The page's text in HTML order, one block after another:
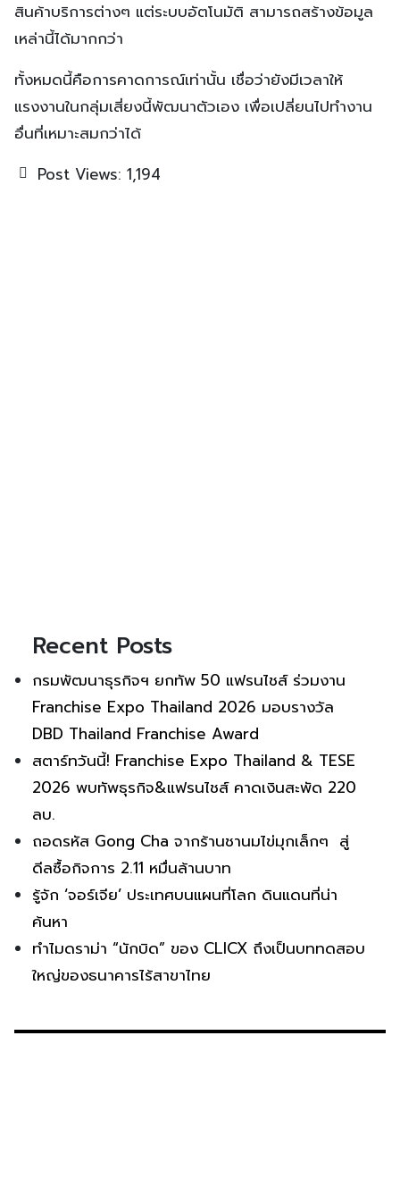
สินค้าบริการต่างๆ แต่ระบบอัตโนมัติ สามารถสร้างข้อมูล
เหล่านี้ได้มากกว่า
ทั้งหมดนี้คือการคาดการณ์เท่านั้น เชื่อว่ายังมีเวลาให้
แรงงานในกลุ่มเสี่ยงนี้พัฒนาตัวเอง เพื่อเปลี่ยนไปทำงาน
อื่นที่เหมาะสมกว่าได้
Post Views: 1,194
Recent Posts
กรมพัฒนาธุรกิจฯ ยกทัพ 50 แฟรนไชส์ ร่วมงาน
Franchise Expo Thailand 2026 มอบรางวัล
DBD Thailand Franchise Award
สตาร์ทวันนี้! Franchise Expo Thailand & TESE
2026 พบทัพธุรกิจ&แฟรนไชส์ คาดเงินสะพัด 220
ลบ.
ถอดรหัส Gong Cha จากร้านชานมไข่มุกเล็กๆ สู่
ดีลซื้อกิจการ 2.11 หมื่นล้านบาท
รู้จัก ‘จอร์เจีย’ ประเทศบนแผนที่โลก ดินแดนที่น่า
ค้นหา
ทำไมดราม่า “นักบิด” ของ CLICX ถึงเป็นบททดสอบ
ใหญ่ของธนาคารไร้สาขาไทย